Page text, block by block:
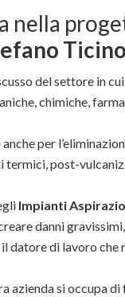
nella
Ticino
del settore in
chimiche,
per
post-
Impianti
danni
datore di lavoro
azienda si occupa